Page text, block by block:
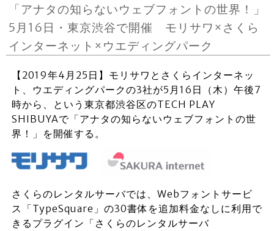
「アナタの知らないウェブフォントの世界！」
5月16日・東京渋谷で開催 モリサワ×さくら
インターネット×ウエディングパーク
【2019年4月25日】モリサワとさくらインターネッ
ト、ウエディングパークの3社が5月16日（木）午後7
時から、という東京都渋谷区のTECH PLAY
SHIBUYAで「アナタの知らないウェブフォントの世
界！」を開催する。
さくらのレンタルサーバでは、Webフォントサービ
ス「TypeSquare」の30書体を追加料金なしに利用で
きるプラグイン「さくらのレンタルサーバ